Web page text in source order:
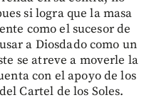
si logra que la masa
como el sucesor de
a Diosdado como un
se atreve a moverle la
con el apoyo de los
Cartel de los Soles.